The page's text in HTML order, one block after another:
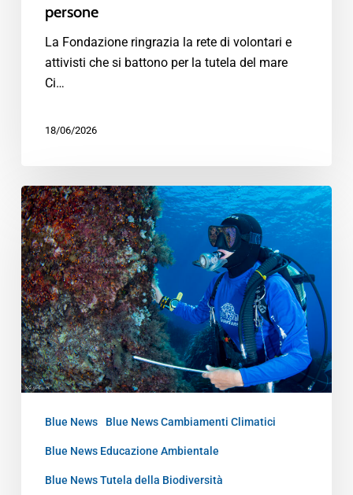
persone
La Fondazione ringrazia la rete di volontari e
attivisti che si battono per la tutela del mare
Ci…
18/06/2026
Blue News Blue News Cambiamenti Climatici
Blue News Educazione Ambientale
Blue News Tutela della Biodiversità